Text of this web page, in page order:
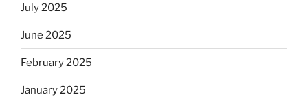
July 2025
June 2025
February 2025
January 2025